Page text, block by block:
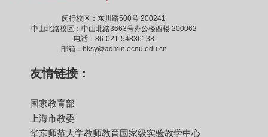
闵行校区：东川路500号 200241
中山北路校区：中山北路3663号办公楼西楼 200062
电话：86-021-54836138
邮箱：bksy@admin.ecnu.edu.cn
友情链接：
国家教育部
上海市教委
华东师范大学教师教育国家级实验教学中心